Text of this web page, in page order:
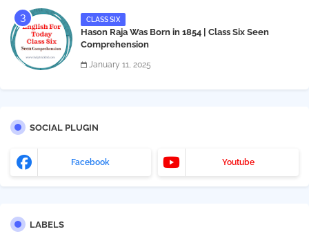
CLASS SIX
Hason Raja Was Born in 1854 | Class Six Seen
Comprehension
January 11, 2025
SOCIAL PLUGIN
Facebook Youtube
LABELS